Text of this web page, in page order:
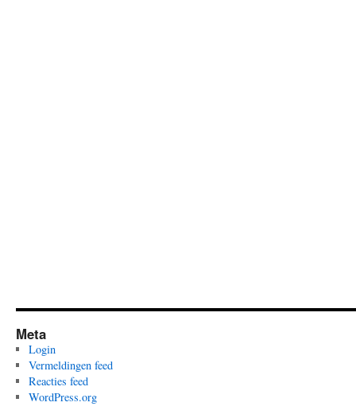
Meta
Login
Vermeldingen feed
Reacties feed
WordPress.org